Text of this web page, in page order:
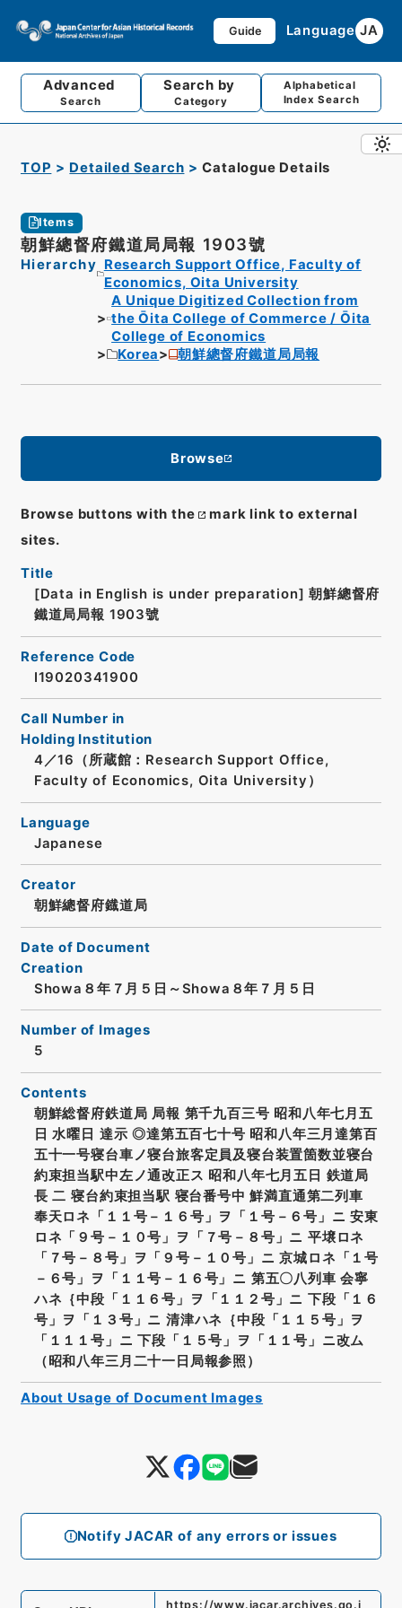
Guide Language JA
Advanced
Search
Search by
Category
Alphabetical
Index Search
TOP Detailed Search Catalogue Details
Items
朝鮮總督府鐵道局局報 1903號
Hierarchy Research Support Office, Faculty of
Economics, Oita University
A Unique Digitized Collection from
the Ōita College of Commerce / Ōita
College of Economics
Korea
朝鮮總督府鐵道局局報
Browse
Browse buttons with the
mark link to external
sites.
Notify JACAR of any errors or issues
Title
[Data in English is under preparation] 朝鮮總督府
鐵道局局報 1903號
Reference Code
I19020341900
Call Number in
Holding Institution
4／16（所蔵館：Research Support Office,
Faculty of Economics, Oita University）
Language
Japanese
Creator
朝鮮總督府鐡道局
Date of Document
Creation
Showa８年７月５日～Showa８年７月５日
Number of Images
5
Contents
朝鮮総督府鉄道局 局報 第千九百三号 昭和八年七月五
日 水曜日 達示 ◎達第五百七十号 昭和八年三月達第百
五十一号寝台車ノ寝台旅客定員及寝台装置箇数並寝台
約束担当駅中左ノ通改正ス 昭和八年七月五日 鉄道局
長 二 寝台約束担当駅 寝台番号中 鮮満直通第二列車
奉天ロネ「１１号－１６号」ヲ「１号－６号」ニ 安東
ロネ「９号－１０号」ヲ「７号－８号」ニ 平壌ロネ
「７号－８号」ヲ「９号－１０号」ニ 京城ロネ「１号
－６号」ヲ「１１号－１６号」ニ 第五〇八列車 会寧
ハネ｛中段「１１６号」ヲ「１１２号」ニ 下段「１６
号」ヲ「１３号」ニ 清津ハネ｛中段「１１５号」ヲ
「１１１号」ニ 下段「１５号」ヲ「１１号」ニ改ム
（昭和八年三月二十一日局報参照）
https://www.jacar.archives.go.j
About Usage of Document Images